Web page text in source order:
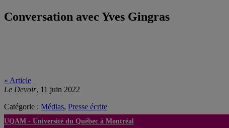
Conversation avec Yves Gingras
» Article
Le Devoir, 11 juin 2022
Catégorie : Médias, Presse écrite
UQAM - Université du Québec à Montréal